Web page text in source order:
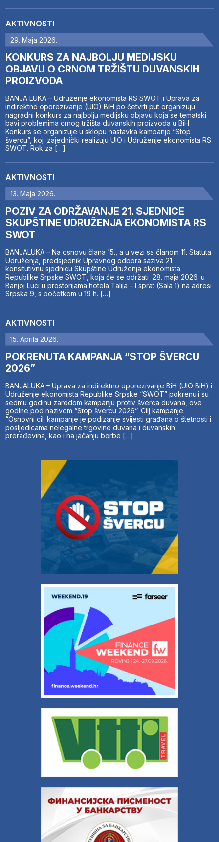
AKTIVNOSTI
29. Maja 2026.
KONKURS ZA NAJBOLJU MEDIJSKU
OBJAVU O CRNOM TRŽIŠTU DUVANSKIH
PROIZVODA
BANJA LUKA – Udruženje ekonomista RS SWOT i Uprava za
indirektno oporezivanje (UIO) BiH po četvrti put organizuju
nagradni konkurs za najbolju medijsku objavu koja se tematski
bavi problemima crnog tržišta duvanskih proizvoda u BiH.
Konkurs se organizuje u sklopu nastavka kampanje “Stop
švercu”, koji zajednički realizuju UIO i Udruženje ekonomista RS
SWOT. Rok za […]
AKTIVNOSTI
13. Maja 2026.
POZIV ZA ODRŽAVANJE 21. SJEDNICE
SKUPŠTINE UDRUŽENJA EKONOMISTA RS
SWOT
BANJALUKA – Na osnovu člana 15., a u vezi sa članom 11. Statuta
Udruženja, predsjednik Upravnog odbora saziva 21.
konsitutivnu sjednicu Skupštine Udruženja ekonomista
Republike Srpske SWOT, koja će se održati 28. maja 2026. u
Banjoj Luci u prostorijama hotela Talija – I sprat (Sala 1) na adresi
Srpska 9, s početkom u 19 h. […]
AKTIVNOSTI
15. Aprila 2026.
POKRENUTA KAMPANJA “STOP ŠVERCU
2026”
BANJALUKA – Uprava za indirektno oporezivanje BiH (UIO BiH) i
Udruženje ekonomista Republike Srpske “SWOT” pokrenuli su
sedmu godinu zaredom kampanju protiv šverca duvana, ove
godine pod nazivom “Stop švercu 2026”. Cilj kampanje
“Osnovni cilj kampanje je podizanje svijesti građana o štetnosti i
posljedicama nelegalne trgovine duvana i duvanskih
prerađevina, kao i na jačanju borbe […]